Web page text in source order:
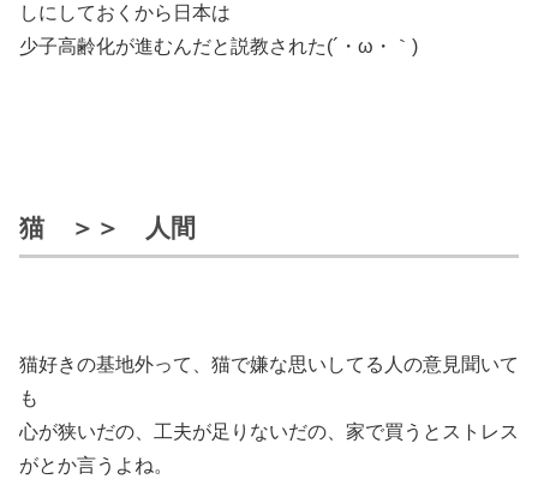
しにしておくから日本は
少子高齢化が進むんだと説教された(´・ω・｀)
猫 ＞＞ 人間
猫好きの基地外って、猫で嫌な思いしてる人の意見聞いて
も
心が狭いだの、工夫が足りないだの、家で買うとストレス
がとか言うよね。